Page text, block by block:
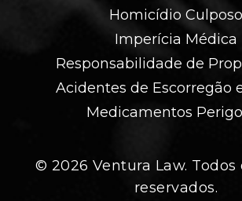
Homicídio Culposo
Imperícia Médica
Responsabilidade de
Acidentes de Escorregão
Medicamentos
© 2026 Ventura Law. Todos
reservados.